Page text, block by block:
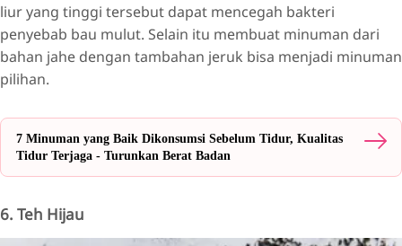
liur yang tinggi tersebut dapat mencegah bakteri
penyebab bau mulut. Selain itu membuat minuman dari
bahan jahe dengan tambahan jeruk bisa menjadi minuman
pilihan.
7 Minuman yang Baik Dikonsumsi Sebelum Tidur, Kualitas
Tidur Terjaga - Turunkan Berat Badan
6. Teh Hijau